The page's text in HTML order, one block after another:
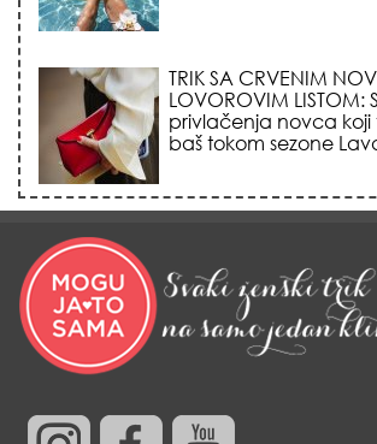
TRIK SA CRVENIM
LOVOROVIM LISTOM:
privlačenja novca
baš tokom sezone
0 dinara, a sve je
danima!
kamilicom koji pegla
nadutost i vraća sjaj